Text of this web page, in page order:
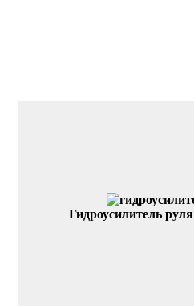
Гидроусилитель руля